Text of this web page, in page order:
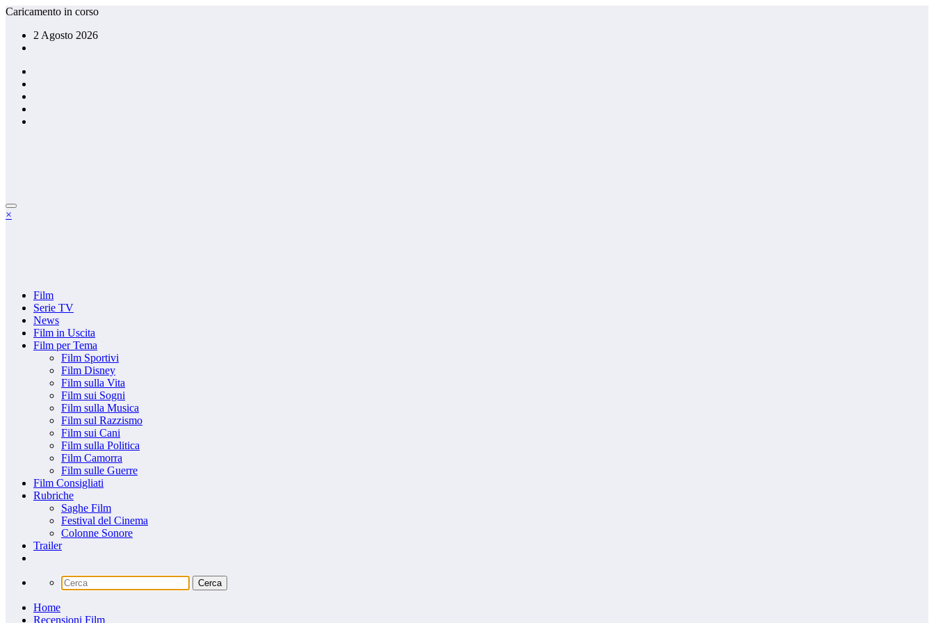
Vai
contenuto
Caricamento in corso
2 Agosto 2026
×
Film
Serie TV
News
Film in Uscita
Film per Tema
Film Sportivi
Film Disney
Film sulla Vita
Film sui Sogni
Film sulla Musica
Film sul Razzismo
Film sui Cani
Film sulla Politica
Film Camorra
Film sulle Guerre
Film Consigliati
Rubriche
Saghe Film
Festival del Cinema
Colonne Sonore
Trailer
Home
Recensioni Film